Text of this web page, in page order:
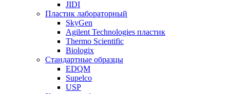
JIDI
Пластик лабораторный
SkyGen
Agilent Technologies пластик
Thermo Scientific
Biologix
Стандартные образцы
EDQM
Supelco
USP